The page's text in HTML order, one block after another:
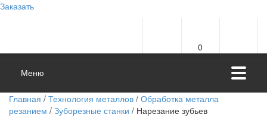
Заказать
0
Меню
Главная / Технология металлов / Обработка металла
резанием / Зуборезные станки / Нарезание зубьев